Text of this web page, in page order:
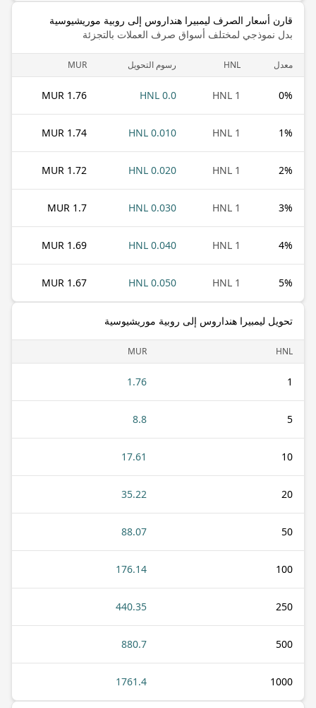
قارن أسعار الصرف ليمبيرا هنداروس إلى روبية موريشيوسية
بدل نموذجي لمختلف أسواق صرف العملات بالتجزئة
معدل HNL رسوم التحويل MUR
0%
1 HNL
0.0 HNL
1.76 MUR
1%
1 HNL
0.010 HNL
1.74 MUR
2%
1 HNL
0.020 HNL
1.72 MUR
3%
1 HNL
0.030 HNL
1.7 MUR
4%
1 HNL
0.040 HNL
1.69 MUR
5%
1 HNL
0.050 HNL
1.67 MUR
تحويل ليمبيرا هنداروس إلى روبية موريشيوسية
HNL
MUR
1
1.76
5
8.8
10
17.61
20
35.22
50
88.07
100
176.14
250
440.35
500
880.7
1000
1761.4